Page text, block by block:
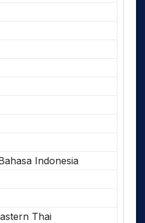
Indonesia
Thai